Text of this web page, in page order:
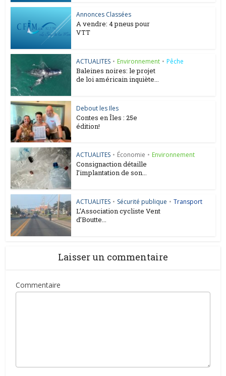
Annonces Classées
A vendre: 4 pneus pour
VTT
ACTUALITES • Environnement • Pêche
Baleines noires: le projet
de loi américain inquiète...
Debout les Iles
Contes en Îles : 25e
édition!
ACTUALITES • Économie • Environnement
Consignaction détaille
l’implantation de son...
ACTUALITES • Sécurité publique • Transport
L’Association cycliste Vent
d’Boutte...
Laisser un commentaire
Commentaire